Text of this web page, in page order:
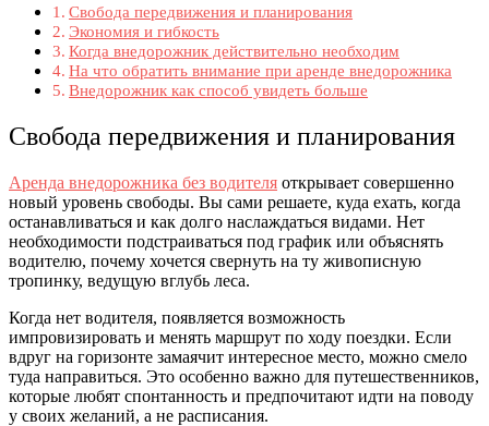
Свобода передвижения и планирования
Экономия и гибкость
Когда внедорожник действительно необходим
На что обратить внимание при аренде внедорожника
Внедорожник как способ увидеть больше
Свобода передвижения и планирования
Аренда внедорожника без водителя открывает совершенно
новый уровень свободы. Вы сами решаете, куда ехать, когда
останавливаться и как долго наслаждаться видами. Нет
необходимости подстраиваться под график или объяснять
водителю, почему хочется свернуть на ту живописную
тропинку, ведущую вглубь леса.
Когда нет водителя, появляется возможность
импровизировать и менять маршрут по ходу поездки. Если
вдруг на горизонте замаячит интересное место, можно смело
туда направиться. Это особенно важно для путешественников,
которые любят спонтанность и предпочитают идти на поводу
у своих желаний, а не расписания.